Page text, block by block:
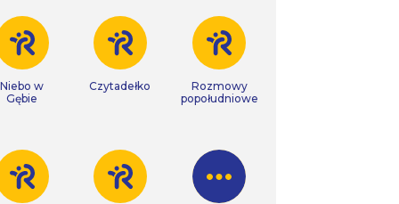
Niebo w
Gębie
Czytadełko
Rozmowy
popołudniowe